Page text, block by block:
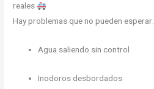
reales
Hay problemas que no pueden esperar:
Agua saliendo sin control
Inodoros desbordados